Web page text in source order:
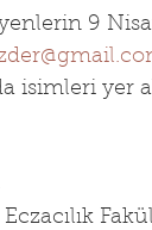
9
isimleri yer